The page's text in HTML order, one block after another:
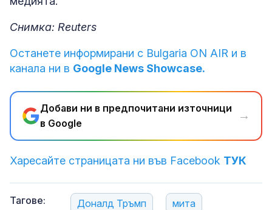
Снимка: Reuters
Останете информирани с Bulgaria ON AIR и в
канала ни в Google News Showcase.
Добави ни в предпочитани източници
в Google
→
Харесайте страницата ни във Facebook ТУК
Тагове: Доналд Тръмп мита